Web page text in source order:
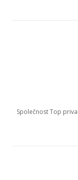
Společnost Top